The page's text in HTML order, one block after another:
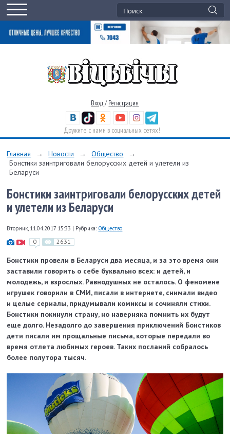
Вход / Регистрация
Дружите с нами в социальных сетях!
Главная → Новости → Общество
→
Бонстики заинтриговали белорусских детей и улетели из
Беларуси
Бонстики заинтриговали белорусских детей
и улетели из Беларуси
Вторник, 11.04.2017 15:33 | Рубрика: Общество
0 2631
Бонстики провели в Беларуси два месяца, и за это время они
заставили говорить о себе буквально всех: и детей, и
молодежь, и взрослых. Равнодушных не осталось. О феномене
игрушек говорили в СМИ, писали в интернете, снимали видео
и целые сериалы, придумывали комиксы и сочиняли стихи.
Бонстики покинули страну, но наверняка помнить их будут
еще долго. Незадолго до завершения приключений Бонстиков
дети писали им прощальные письма, которые передали во
время отлета любимых героев. Таких посланий собралось
более полутора тысяч.